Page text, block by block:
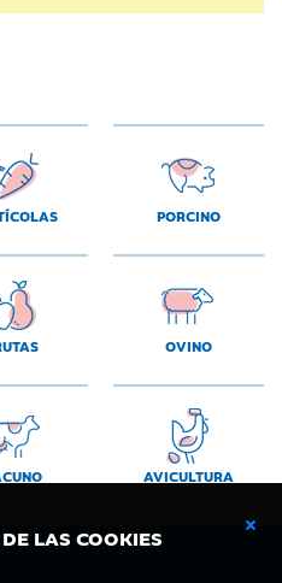
LAS COOKIES
PORCINO
OVINO
AVICULTURA